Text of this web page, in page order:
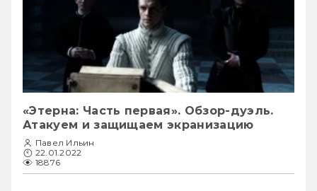
«Этерна: Часть первая». Обзор-дуэль.
Атакуем и защищаем экранизацию
Павел Ильин
22.01.2022
18876